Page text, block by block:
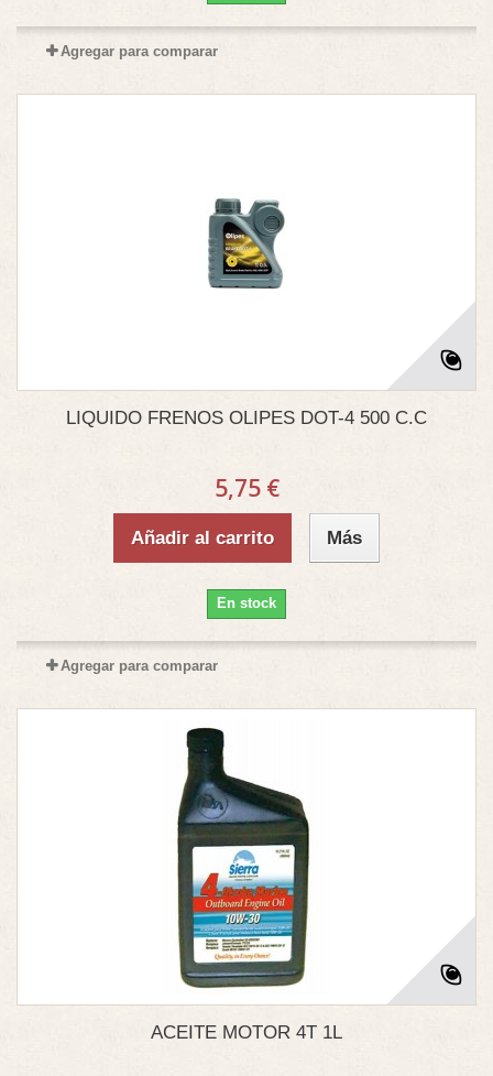
Agregar para comparar
LIQUIDO FRENOS OLIPES DOT-4 500 C.C
5,75 €
Añadir al carrito Más
En stock
Agregar para comparar
ACEITE MOTOR 4T 1L